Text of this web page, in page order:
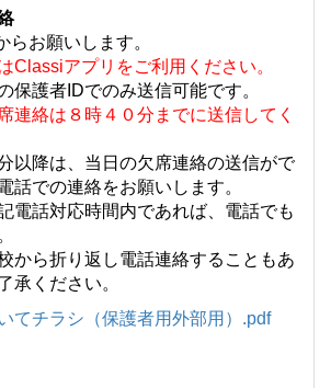
お願いします。
Classiアプリをご利用ください。
護者IDでのみ送信可能です。
連絡は８時４０分までに送信してく
降は、当日の欠席連絡の送信がで
話での連絡をお願いします。
話対応時間内であれば、電話でも
ら折り返し電話連絡することもあ
承ください。
てチラシ（保護者用外部用）.pdf